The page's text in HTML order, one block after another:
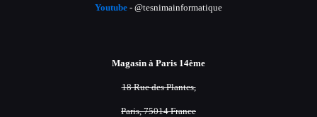
Youtube - @tesnimainformatique
Magasin à Paris 14ème
18 Rue des Plantes,
Paris, 75014 France